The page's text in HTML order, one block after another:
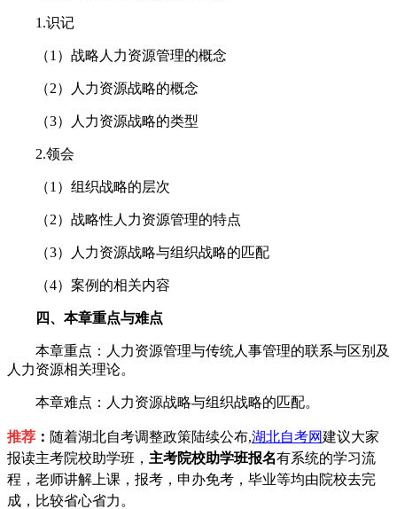
1.识记
（1）战略人力资源管理的概念
（2）人力资源战略的概念
（3）人力资源战略的类型
2.领会
（1）组织战略的层次
（2）战略性人力资源管理的特点
（3）人力资源战略与组织战略的匹配
（4）案例的相关内容
四、本章重点与难点
本章重点：人力资源管理与传统人事管理的联系与区别及
人力资源相关理论。
本章难点：人力资源战略与组织战略的匹配。
推荐 ： 随着湖北自考调整政策陆续公布,湖北自考网建议大家
报读主考院校助学班， 主考院校助学班报名有系统的学习流
程，老师讲解上课，报考，申办免考，毕业等均由院校去完
成，比较省心省力。